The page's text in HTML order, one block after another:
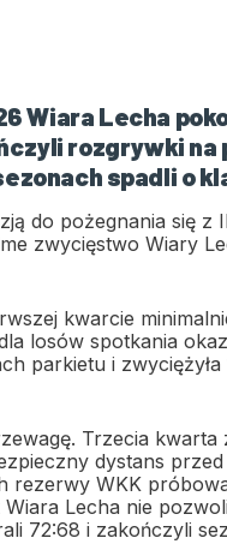
Wiara Lecha
rozgrywki
spadli o
do pożegnania się z
zwycięstwo Wiary
kwarcie
losów spotkania
parkietu i zwyciężyła
Trzecia kwarta
dystans
rezerwy WKK
Lecha nie
72:68 i zakończyli